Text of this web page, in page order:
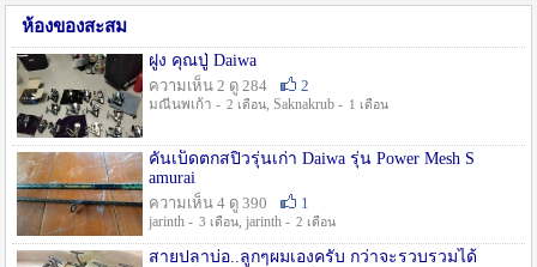
ห้องของสะสม
ฝูง คุณปู่ Daiwa
ความเห็น 2 ดู 284
2
มณีนพเก้า - 2 เดือน, Saknakrub - 1 เดือน
คันเบ็ดตกสปิ๋วรุ่นเก่า Daiwa รุ่น Power Mesh S
amurai
ความเห็น 4 ดู 390
1
jarinth - 3 เดือน, jarinth - 2 เดือน
สายปลาบ่อ..ลูกๆผมเองครับ กว่าจะรวบรวมได้